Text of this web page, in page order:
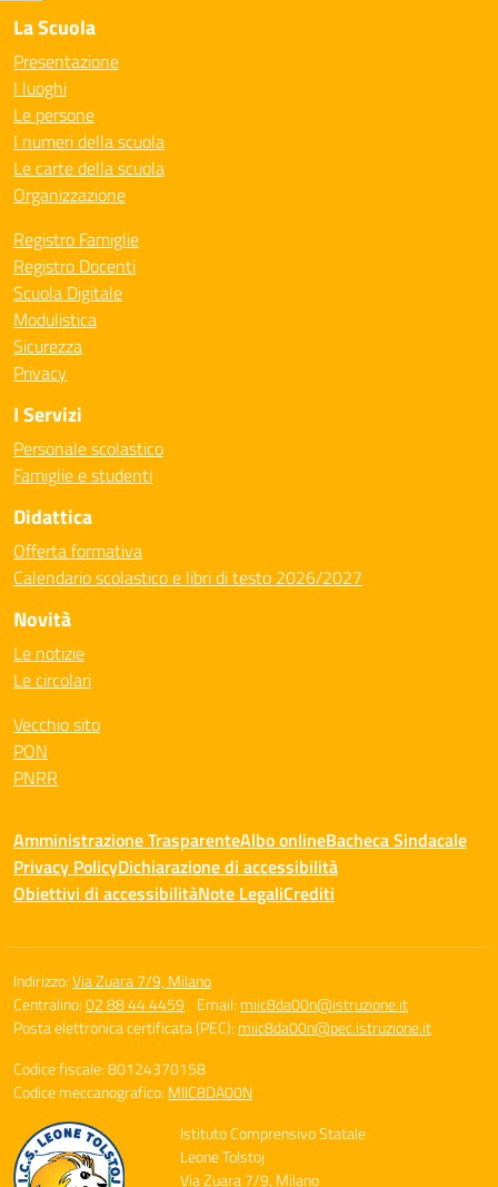
La Scuola
Presentazione
I luoghi
Le persone
I numeri della scuola
Le carte della scuola
Organizzazione
Registro Famiglie
Registro Docenti
Scuola Digitale
Modulistica
Sicurezza
Privacy
I Servizi
Personale scolastico
Famiglie e studenti
Didattica
Offerta formativa
Calendario scolastico e libri di testo 2026/2027
Novità
Le notizie
Le circolari
Vecchio sito
PON
PNRR
Amministrazione TrasparenteAlbo onlineBacheca Sindacale
Privacy PolicyDichiarazione di accessibilità
Obiettivi di accessibilitàNote LegaliCrediti
Indirizzo:Via Zuara 7/9, Milano
Centralino:02 88 44 4459 Email: miic8da00n@istruzione.it
Posta elettronica certificata (PEC): miic8da00n@pec.istruzione.it
Codice fiscale: 80124370158
Codice meccanografico: MIIC8DA00N
Istituto Comprensivo Statale
Leone Tolstoj
Via Zuara 7/9, Milano